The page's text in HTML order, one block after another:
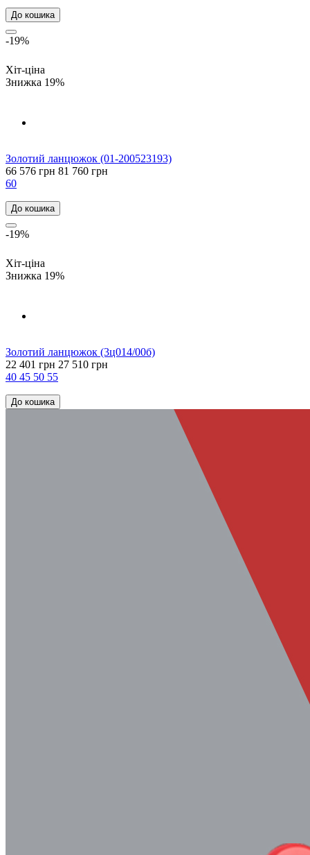
До кошика
-19%
Хіт-ціна
Знижка 19%
Золотий ланцюжок (01-200523193)
66 576 грн 81 760 грн
60
До кошика
-19%
Хіт-ціна
Знижка 19%
Золотий ланцюжок (3ц014/00б)
22 401 грн 27 510 грн
40 45 50 55
До кошика